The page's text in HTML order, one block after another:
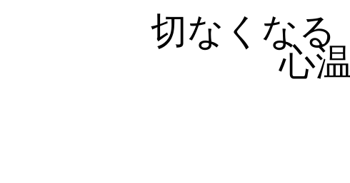
心
切なくなる